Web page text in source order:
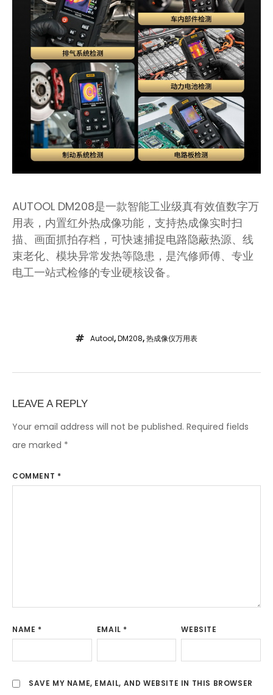
AUTOOL DM208是一款智能工业级真有效值数字万
用表，内置红外热成像功能，支持热成像实时扫
描、画面抓拍存档，可快速捕捉电路隐蔽热源、线
束老化、模块异常发热等隐患，是汽修师傅、专业
电工一站式检修的专业硬核设备。
Autool,DM208,热成像仪万用表
LEAVE A REPLY
Your email address will not be published. Required fields
are marked *
COMMENT *
NAME * EMAIL * WEBSITE
SAVE MY NAME, EMAIL, AND WEBSITE IN THIS BROWSER